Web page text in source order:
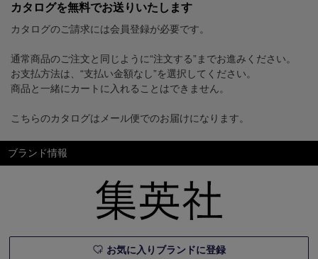
カタログを無料でお送りいたします
カタログのご請求には会員登録が必要です。
通常商品のご注文と同じように“注文する”までお進みください。
お支払方法は、“支払い金額なし”を選択してください。
商品と一緒にカートに入れることはできません。
こちらのカタログはメール便でのお届けになります。
ブランド情報
お気に入りブランドに登録